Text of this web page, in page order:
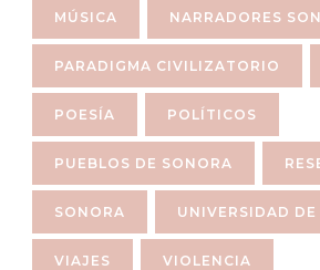
MÚSICA NARRADORES
PARADIGMA CIVILIZATORIO
POESÍA POLÍTICOS
PUEBLOS DE SONORA
SONORA UNIVERSIDAD
VIAJES VIOLENCIA